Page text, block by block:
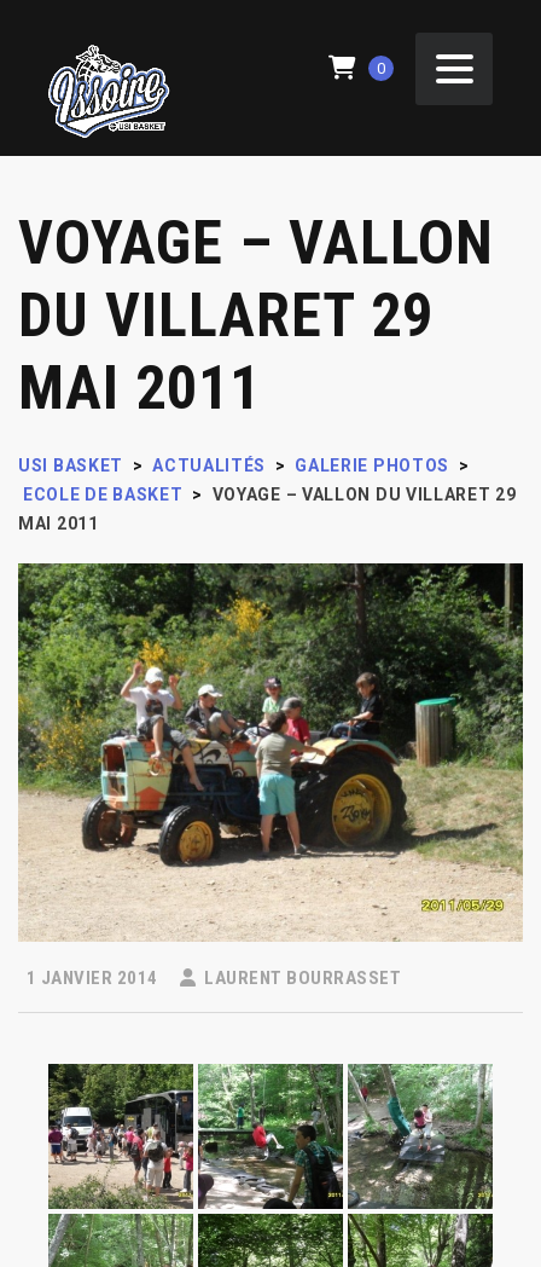
0
VOYAGE – VALLON
DU VILLARET 29
MAI 2011
USI BASKET > ACTUALITÉS > GALERIE PHOTOS
>
ECOLE DE BASKET
>
VOYAGE – VALLON DU VILLARET 29
MAI 2011
1 JANVIER 2014 LAURENT BOURRASSET